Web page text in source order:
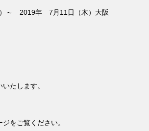
～ 2019年 7月11日（木）大阪
たします。
をご覧ください。